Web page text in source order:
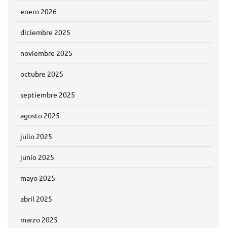
enero 2026
diciembre 2025
noviembre 2025
octubre 2025
septiembre 2025
agosto 2025
julio 2025
junio 2025
mayo 2025
abril 2025
marzo 2025